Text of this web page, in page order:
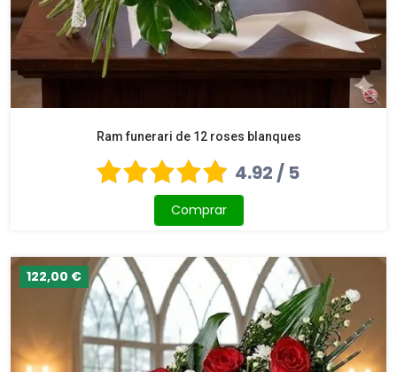
Ram funerari de 12 roses blanques
4.92 / 5
Comprar
122,00 €